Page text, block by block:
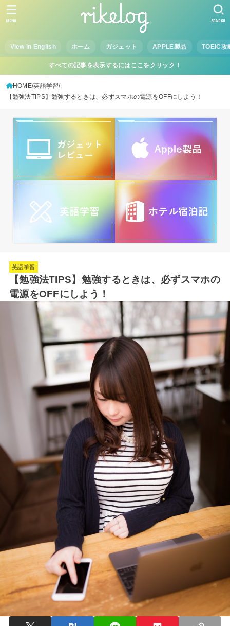
View in English ホーム ガジェット APPLE製品 TOEIC攻
SEARCH
MENU
すべての記事を表示するにはここをクリック！
HOME 英語学習
【勉強法TIPS】勉強するときは、必ずスマホの電源をOFFにしよう！
英語学習
【勉強法TIPS】勉強するときは、必ずスマホの
電源をOFFにしよう！